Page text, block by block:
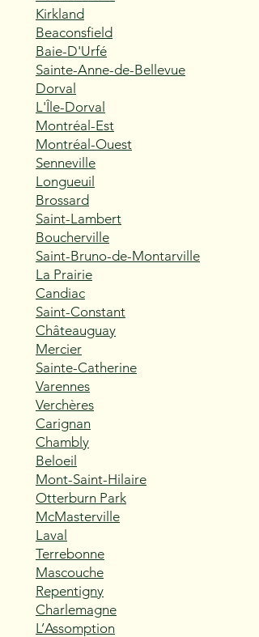
Kirkland
Beaconsfield
Baie-D'Urfé
Sainte-Anne-de-Bellevue
Dorval
L'Île-Dorval
Montréal-Est
Montréal-Ouest
Senneville
Longueuil
Brossard
Saint-Lambert
Boucherville
Saint-Bruno-de-Montarville
La Prairie
Candiac
Saint-Constant
Châteauguay
Mercier
Sainte-Catherine
Varennes
Verchères
Carignan
Chambly
Beloeil
Mont-Saint-Hilaire
Otterburn Park
McMasterville
Laval
Terrebonne
Mascouche
Repentigny
Charlemagne
L’Assomption